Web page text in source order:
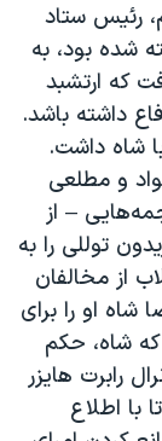
رئیس ستاد
که سال ۵۲ بازنشسته شده بود، به
که ارتشبد
داشته باشد.
شاه داشت.
و مطلعی
– از
توللی را به
از مخالفان
او را برای
شاه، حکم
رابرت هایزر
با اطلاع